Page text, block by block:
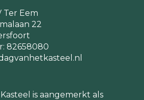
Ter Eem
22
82658080
is aangemerkt als